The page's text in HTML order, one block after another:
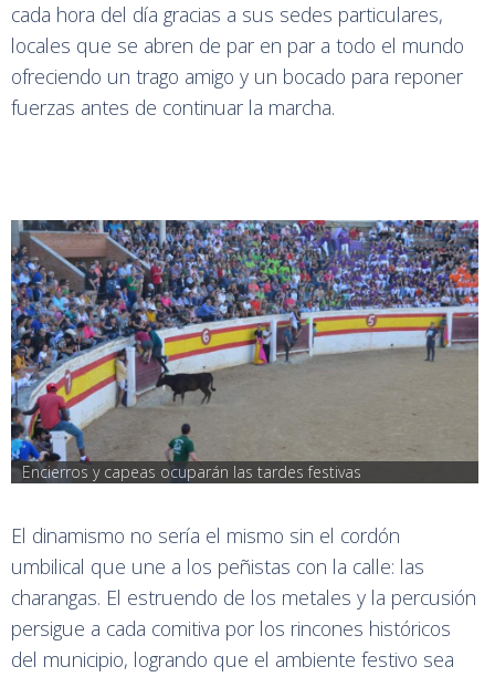
cada hora del día gracias a sus sedes particulares,
locales que se abren de par en par a todo el mundo
ofreciendo un trago amigo y un bocado para reponer
fuerzas antes de continuar la marcha.
Encierros y capeas ocuparán las tardes festivas
El dinamismo no sería el mismo sin el cordón
umbilical que une a los peñistas con la calle: las
charangas. El estruendo de los metales y la percusión
persigue a cada comitiva por los rincones históricos
del municipio, logrando que el ambiente festivo sea